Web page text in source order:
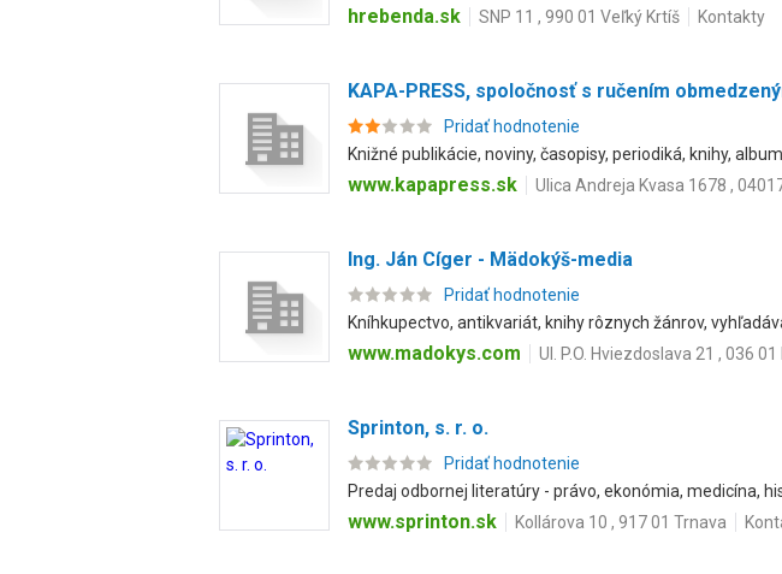
hrebenda.sk SNP 11 , 990 01 Veľký Krtíš Kontakty
KAPA-PRESS, spoločnosť s ručením
Pridať hodnotenie
Knižné publikácie, noviny, časopisy, periodiká, knihy,
www.kapapress.sk Ulica Andreja Kvasa 1678 ,
Ing. Ján Cíger - Mädokýš-media
Pridať hodnotenie
Kníhkupectvo, antikvariát, knihy rôznych žánrov,
www.madokys.com Ul. P.O. Hviezdoslava 21 , 036
Sprinton, s. r. o.
Pridať hodnotenie
Predaj odbornej literatúry - právo, ekonómia, medicína,
www.sprinton.sk Kollárova 10 , 917 01 Trnava